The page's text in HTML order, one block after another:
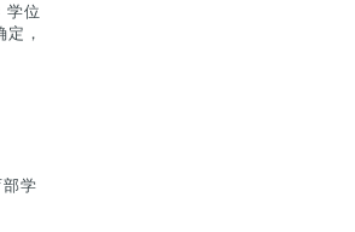
学位
，
学